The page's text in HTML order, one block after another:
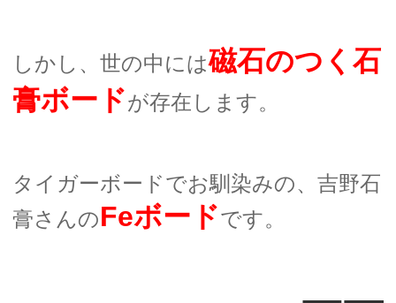
しかし、世の中には磁石のつく石
膏ボードが存在します。
タイガーボードでお馴染みの、吉野石
膏さんのFeボードです。